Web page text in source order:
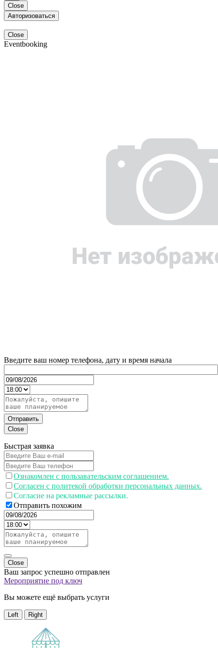
Close
Авторизоваться
Close
Eventbooking
Введите ваш номер телефона, дату и время начала
Отправить
Close
Быстрая заявка
Ознакомлен с пользавательским соглашением.
Согласен с политекой обработки персональных данных.
Согласие на рекламные рассылки.
Отправить похожим
Close
Ваш запрос успешно отправлен
Мероприятие под ключ
Вы можете ещё выбрать услуги
Left Right